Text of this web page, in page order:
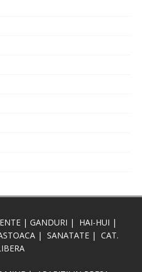
| GANDURI | HAI-HUI |
| SANATATE | CAT.